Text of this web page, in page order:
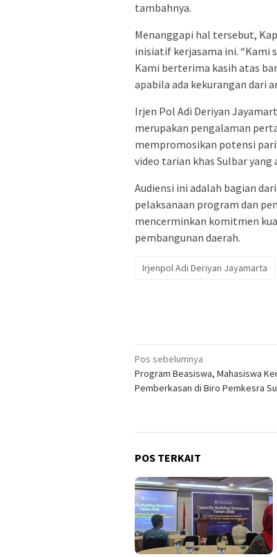
tambahnya.
Menanggapi hal tersebut,
inisiatif kerjasama ini. “Kami
Kami berterima kasih atas
apabila ada kekurangan dari
Irjen Pol Adi Deriyan
merupakan pengalaman
mempromosikan potensi
video tarian khas Sulbar
Audiensi ini adalah bagian
pelaksanaan program dan
mencerminkan komitmen
pembangunan daerah.
Irjenpol Adi Deriyan Jayamarta
Navigasi
pos
Pos sebelumnya
Program Beasiswa, Mahasiswa
Pemberkasan di Biro Pemkesra
POS TERKAIT